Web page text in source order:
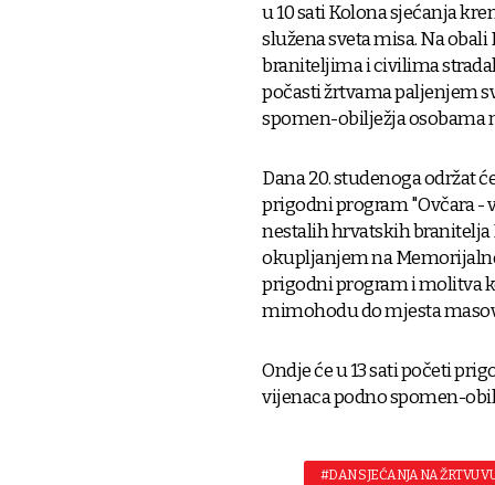
u 10 sati Kolona sjećanja
služena sveta misa. Na
braniteljima i civilima
počasti žrtvama paljenjem
spomen-obilježja osobama
Dana 20. studenoga održat
prigodni program "Ovčara -
nestalih hrvatskih branitelja
okupljanjem na
prigodni program i molitva
mimohodu do mjesta
Ondje će u 13 sati početi
vijenaca podno spomen-
#DAN SJEĆANJA NA ŽRTVU